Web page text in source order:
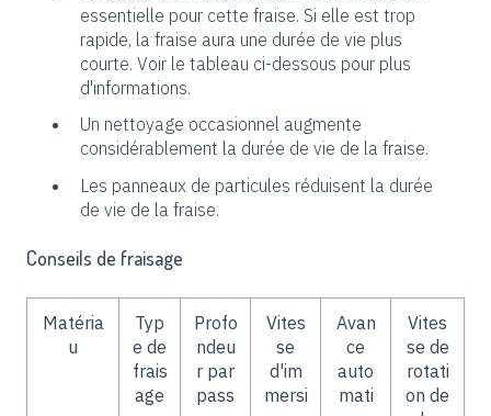
essentielle pour cette fraise. Si elle est trop
rapide, la fraise aura une durée de vie plus
courte. Voir le tableau ci-dessous pour plus
d'informations.
Un nettoyage occasionnel augmente
considérablement la durée de vie de la fraise.
Les panneaux de particules réduisent la durée
de vie de la fraise.
Conseils de fraisage
Matéria
u
Typ
e de
frais
age
Profo
ndeu
r par
pass
Vites
se
d'im
mersi
Avan
ce
auto
mati
Vites
se de
rotati
on de